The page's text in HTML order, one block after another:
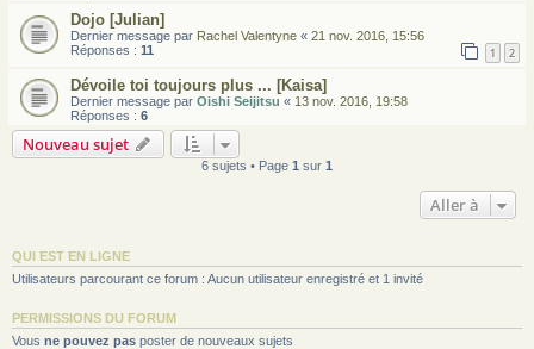
Dojo [Julian]
Dernier message par Rachel Valentyne « 21 nov. 2016, 15:56
Réponses : 11 1 2
Dévoile toi toujours plus ... [Kaisa]
Dernier message par Oishi Seijitsu « 13 nov. 2016, 19:58
Réponses : 6
Nouveau sujet
6 sujets • Page 1 sur 1
Aller à
QUI EST EN LIGNE
Utilisateurs parcourant ce forum : Aucun utilisateur enregistré et 1 invité
PERMISSIONS DU FORUM
Vous ne pouvez pas poster de nouveaux sujets